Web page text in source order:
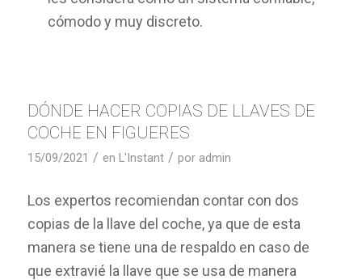
cómodo y muy discreto.
DÓNDE HACER COPIAS DE LLAVES DE
COCHE EN FIGUERES
15/09/2021 / en L'Instant / por admin
Los expertos recomiendan contar con dos
copias de la llave del coche, ya que de esta
manera se tiene una de respaldo en caso de
que extravié la llave que se usa de manera